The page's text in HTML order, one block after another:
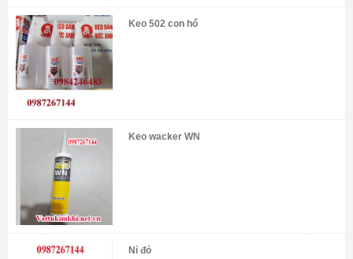
Keo 502 con hổ
Keo wacker WN
Nỉ đỏ